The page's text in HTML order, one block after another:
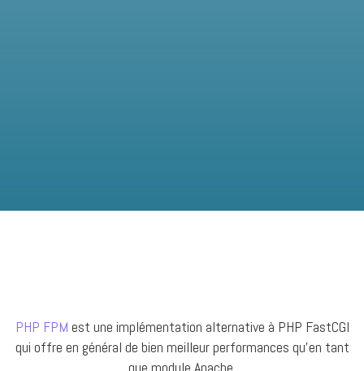
PHP FPM est une implémentation alternative à PHP FastCGI
qui offre en général de bien meilleur performances qu’en tant
que module Apache.